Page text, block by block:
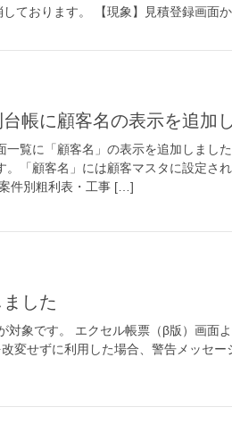
ております。 【現象】見積登録画面
台帳に顧客名の表示を追加
覧に「顧客名」の表示を追加しまし
。「顧客名」には顧客マスタに設定さ
件別粗利表・工事 […]
ました
象です。 エクセル帳票（β版）画面
変せずに利用した場合、警告メッセー